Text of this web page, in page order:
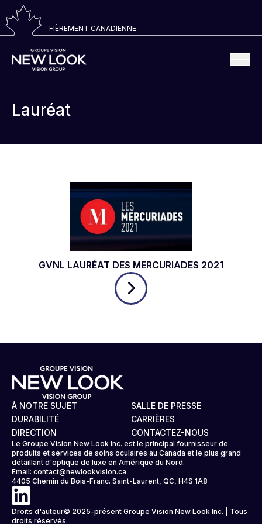
FIÈREMENT CANADIENNE
Lauréat
GVNL LAURÉAT DES MERCURIADES 2021
À NOTRE SUJET
DURABILITÉ
DIRECTION
SALLE DE PRESSE
CARRIÈRES
CONTACTEZ-NOUS
Le Groupe Vision New Look Inc. est le principal fournisseur de
produits et services de soins oculaires au Canada et le plus grand
détaillant d'optique de luxe en Amérique du Nord.
Email: contact@newlookvision.ca
4405 Chemin du Bois-Franc. Saint-Laurent, QC, H4S 1A8
Droits d'auteur© 2025-présent Groupe Vision New Look Inc. | Tous
droits réservés.